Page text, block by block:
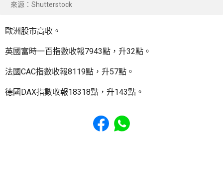
來源：Shutterstock
歐洲股市高收。
英國富時一百指數收報7943點，升32點。
法國CAC指數收報8119點，升57點。
德國DAX指數收報18318點，升143點。
Share to Facebook
Share to WhatsApp